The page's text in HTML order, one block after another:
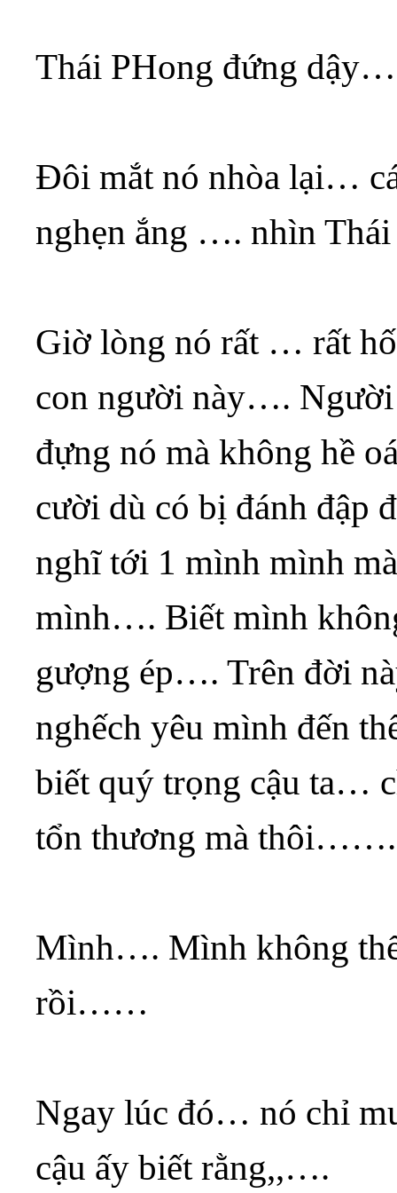
Thái PHong đứng
Đôi mắt nó nhòa lại…
nghẹn ắng …. nhìn
Giờ lòng nó rất … rất
con người này….
đựng nó mà không hề
cười dù có bị đánh đập
nghĩ tới 1 mình mình
mình…. Biết mình
gượng ép…. Trên đời
nghếch yêu mình đến
biết quý trọng cậu ta…
tổn thương mà thôi…….
Mình…. Mình không
rồi……
Ngay lúc đó… nó chỉ
cậu ấy biết rằng,,….